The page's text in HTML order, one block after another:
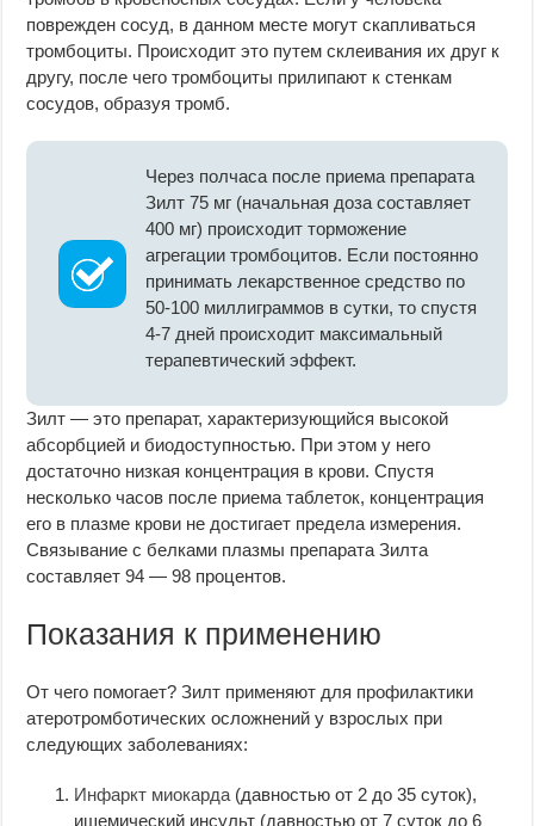
поврежден сосуд, в данном месте могут скапливаться
тромбоциты. Происходит это путем склеивания их друг к
другу, после чего тромбоциты прилипают к стенкам
сосудов, образуя тромб.
Через полчаса после приема препарата
Зилт 75 мг (начальная доза составляет
400 мг) происходит торможение
агрегации тромбоцитов. Если постоянно
принимать лекарственное средство по
50-100 миллиграммов в сутки, то спустя
4-7 дней происходит максимальный
терапевтический эффект.
Зилт — это препарат, характеризующийся высокой
абсорбцией и биодоступностью. При этом у него
достаточно низкая концентрация в крови. Спустя
несколько часов после приема таблеток, концентрация
его в плазме крови не достигает предела измерения.
Связывание с белками плазмы препарата Зилта
составляет 94 — 98 процентов.
Показания к применению
От чего помогает? Зилт применяют для профилактики
атеротромботических осложнений у взрослых при
следующих заболеваниях:
Инфаркт миокарда (давностью от 2 до 35 суток),
ишемический инсульт (давностью от 7 суток до 6